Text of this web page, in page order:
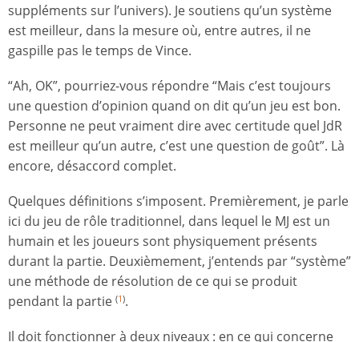
suppléments sur l’univers). Je soutiens qu’un système
est meilleur, dans la mesure où, entre autres, il ne
gaspille pas le temps de Vince.
“Ah, OK”, pourriez-vous répondre “Mais c’est toujours
une question d’opinion quand on dit qu’un jeu est bon.
Personne ne peut vraiment dire avec certitude quel JdR
est meilleur qu’un autre, c’est une question de goût”. Là
encore, désaccord complet.
Quelques définitions s’imposent. Premièrement, je parle
ici du jeu de rôle traditionnel, dans lequel le MJ est un
humain et les joueurs sont physiquement présents
durant la partie. Deuxièmement, j’entends par “système”
une méthode de résolution de ce qui se produit
pendant la partie (1).
Il doit fonctionner à deux niveaux : en ce qui concerne